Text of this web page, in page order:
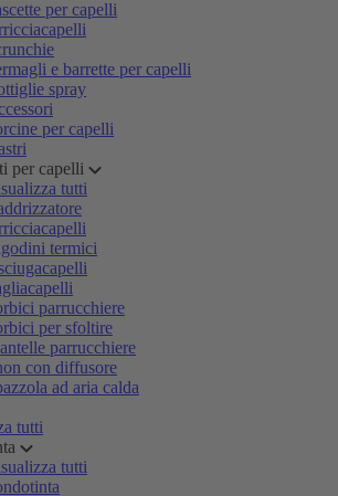
per capelli
e barrette per capelli
spray
per capelli
per capelli
tutti
termici
parrucchiere
per sfoltire
parrucchiere
con diffusore
ad aria calda
tutti
tutti